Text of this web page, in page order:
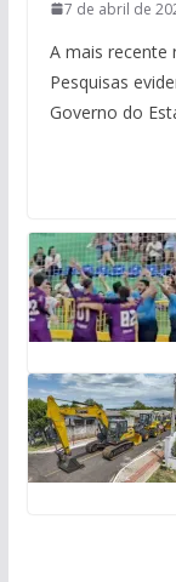
7 de abril de
A mais recente
Pesquisas
Governo do